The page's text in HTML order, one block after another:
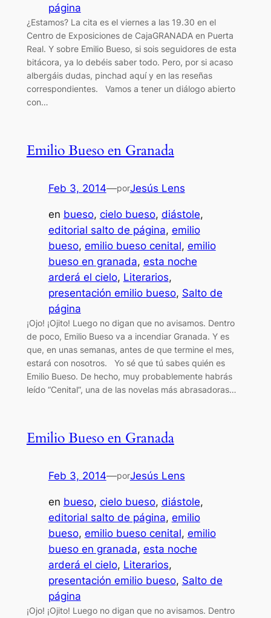
página
¿Estamos? La cita es el viernes a las 19.30 en el
Centro de Exposiciones de CajaGRANADA en Puerta
Real. Y sobre Emilio Bueso, si sois seguidores de esta
bitácora, ya lo debéis saber todo. Pero, por si acaso
albergáis dudas, pinchad aquí y en las reseñas
correspondientes. Vamos a tener un diálogo abierto
con…
Emilio Bueso en Granada
Feb 3, 2014—porJesús Lens
en bueso, cielo bueso, diástole
editorial salto de página, emilio
bueso, emilio bueso cenital, emilio
bueso en granada, esta noche
arderá el cielo, Literarios
presentación emilio bueso, Salto de
página
¡Ojo! ¡Ojito! Luego no digan que no avisamos. Dentro
de poco, Emilio Bueso va a incendiar Granada. Y es
que, en unas semanas, antes de que termine el mes,
estará con nosotros. Yo sé que tú sabes quién es
Emilio Bueso. De hecho, muy probablemente habrás
leído “Cenital”, una de las novelas más abrasadoras…
Emilio Bueso en Granada
Feb 3, 2014—porJesús Lens
en bueso, cielo bueso, diástole
editorial salto de página, emilio
bueso, emilio bueso cenital, emilio
bueso en granada, esta noche
arderá el cielo, Literarios
presentación emilio bueso, Salto de
página
¡Ojo! ¡Ojito! Luego no digan que no avisamos. Dentro